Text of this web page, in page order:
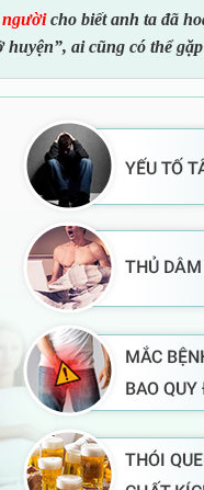
ngườicho biết anh ta đã
ai cũng có thể
THẦY THUỐC ƯU
TÚ, BSCKII
LÊ VĂN HỐT
Chuyên khoa:
Ngoại Tiết niệu